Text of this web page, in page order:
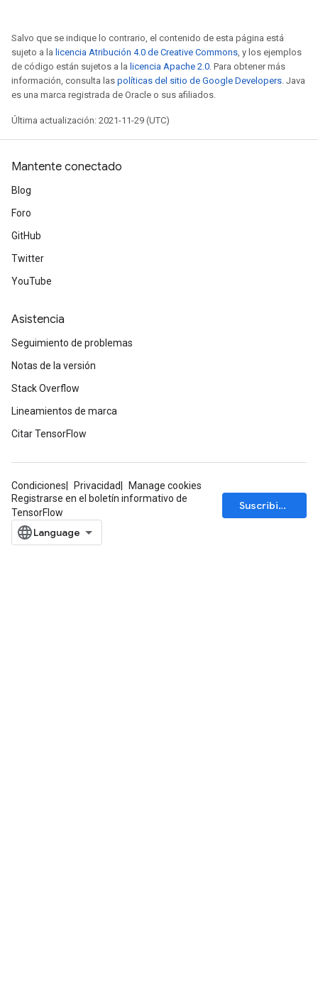
Salvo que se indique lo contrario, el contenido de esta página está
sujeto a la licencia Atribución 4.0 de Creative Commons, y los ejemplos
de código están sujetos a la licencia Apache 2.0. Para obtener más
información, consulta las políticas del sitio de Google Developers. Java
es una marca registrada de Oracle o sus afiliados.
Última actualización: 2021-11-29 (UTC)
Mantente conectado
Blog
Foro
GitHub
Twitter
YouTube
Asistencia
Seguimiento de problemas
Notas de la versión
Stack Overflow
Lineamientos de marca
Citar TensorFlow
Condiciones Privacidad
Manage cookies
Registrarse en el boletín informativo de
TensorFlow
Suscribirse